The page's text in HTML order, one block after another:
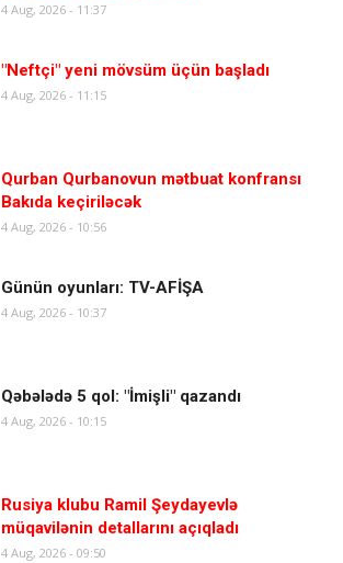
4 Aug, 2026 - 11:37
"Neftçi" yeni mövsüm üçün başladı
4 Aug, 2026 - 11:15
Qurban Qurbanovun mətbuat konfransı
Bakıda keçiriləcək
4 Aug, 2026 - 10:56
Günün oyunları: TV-AFİŞA
4 Aug, 2026 - 10:37
Qəbələdə 5 qol: "İmişli" qazandı
4 Aug, 2026 - 10:15
Rusiya klubu Ramil Şeydayevlə
müqavilənin detallarını açıqladı
4 Aug, 2026 - 09:50